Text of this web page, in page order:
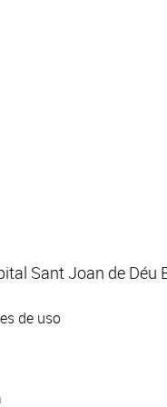
Sant Joan de Déu
de uso